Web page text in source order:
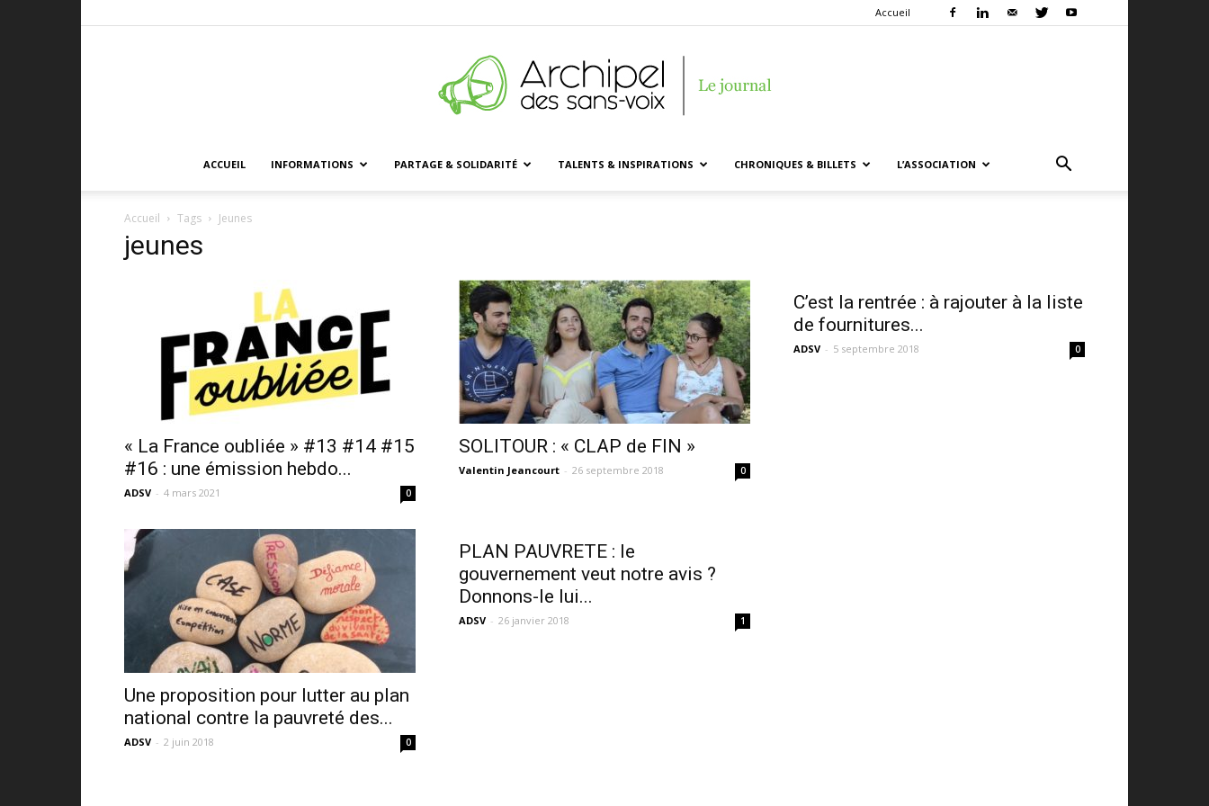
Accueil
des
sans-
ACCUEIL INFORMATIONS PARTAGE & SOLIDARITÉ TALENTS & INSPIRATIONS CHRONIQUES & BILLETS L’ASSOCIATION
Accueil Tags Jeunes
jeunes
« La France oubliée » #13 #14 #15
#16 : une émission hebdo...
ADSV - 4 mars 2021 0
SOLITOUR : « CLAP de FIN »
Valentin Jeancourt - 26 septembre 2018 0
C’est la rentrée : à rajouter à la liste
de fournitures...
ADSV - 5 septembre 2018 0
Une proposition pour lutter au plan
national contre la pauvreté des...
ADSV - 2 juin 2018 0
PLAN PAUVRETE : le
gouvernement veut notre avis ?
Donnons-le lui...
ADSV - 26 janvier 2018 1